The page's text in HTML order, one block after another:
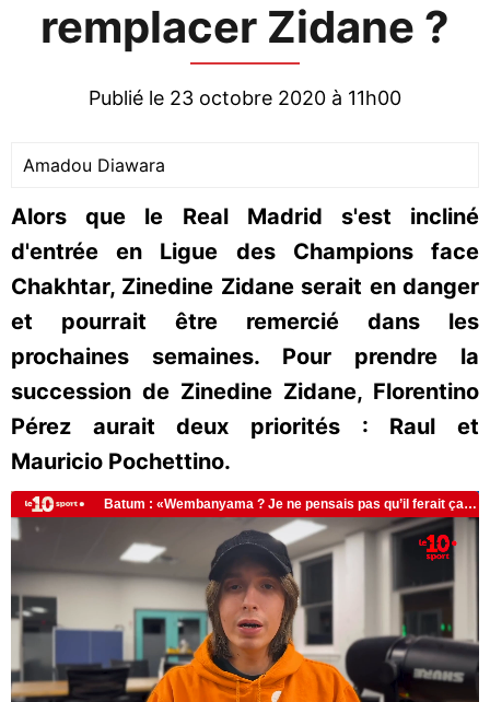
remplacer Zidane ?
Publié le 23 octobre 2020 à 11h00
Amadou Diawara
Alors que le Real Madrid s'est incliné
d'entrée en Ligue des Champions face
Chakhtar, Zinedine Zidane serait en danger
et pourrait être remercié dans les
prochaines semaines. Pour prendre la
succession de Zinedine Zidane, Florentino
Pérez aurait deux priorités : Raul et
Mauricio Pochettino.